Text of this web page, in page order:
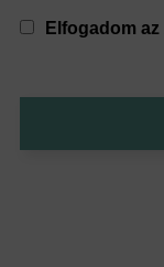
Consent*
Elfogadom az